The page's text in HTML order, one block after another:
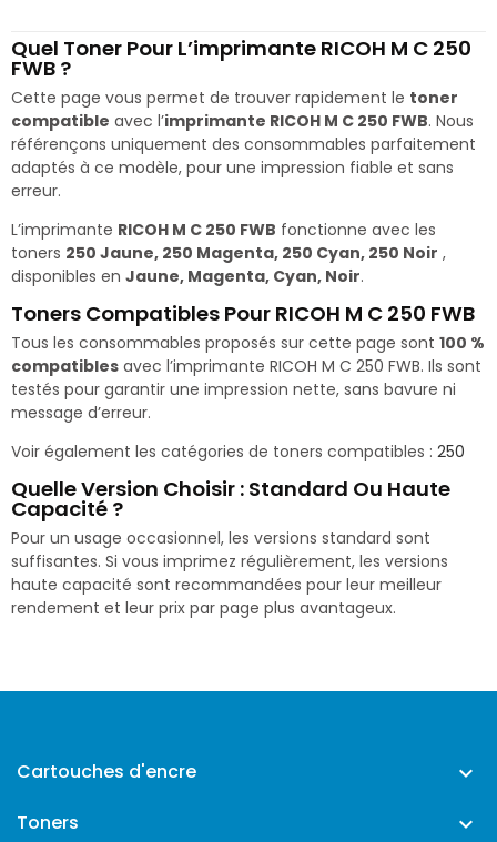
Quel Toner Pour L’imprimante RICOH M C 250
FWB ?
Cette page vous permet de trouver rapidement le toner
compatible avec l’imprimante RICOH M C 250 FWB. Nous
référençons uniquement des consommables parfaitement
adaptés à ce modèle, pour une impression fiable et sans
erreur.
L’imprimante RICOH M C 250 FWB fonctionne avec les
toners 250 Jaune, 250 Magenta, 250 Cyan, 250 Noir ,
disponibles en Jaune, Magenta, Cyan, Noir.
Toners Compatibles Pour RICOH M C 250 FWB
Tous les consommables proposés sur cette page sont 100 %
compatibles avec l’imprimante RICOH M C 250 FWB. Ils sont
testés pour garantir une impression nette, sans bavure ni
message d’erreur.
Voir également les catégories de toners compatibles : 250
Quelle Version Choisir : Standard Ou Haute
Capacité ?
Pour un usage occasionnel, les versions standard sont
suffisantes. Si vous imprimez régulièrement, les versions
haute capacité sont recommandées pour leur meilleur
rendement et leur prix par page plus avantageux.
Cartouches d'encre 
Toners 